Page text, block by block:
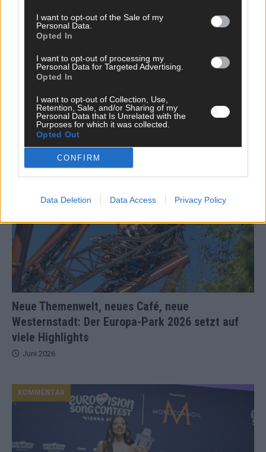
I want to opt-out of the Sale of my
Personal Data.
Opted In
I want to opt-out of processing my
Personal Data for Targeted Advertising.
Opted In
I want to opt-out of Collection, Use,
Retention, Sale, and/or Sharing of my
Personal Data that Is Unrelated with the
Purposes for which it was collected.
Opted Out
CONFIRM
Data Deletion Data Access Privacy Policy
Benachrichtige mich über nachfolgende Kommentare via E-
Benachrichtige mich über neue Beiträge via E-Mail.
JETZT ANGESAGT
Neue Themenwelt, neues Café, neue
Westernstadt: Der Europa-Park 2026 setzt auf
viele Highlights
EXTRA
Juni 2026
KOMMENTAR